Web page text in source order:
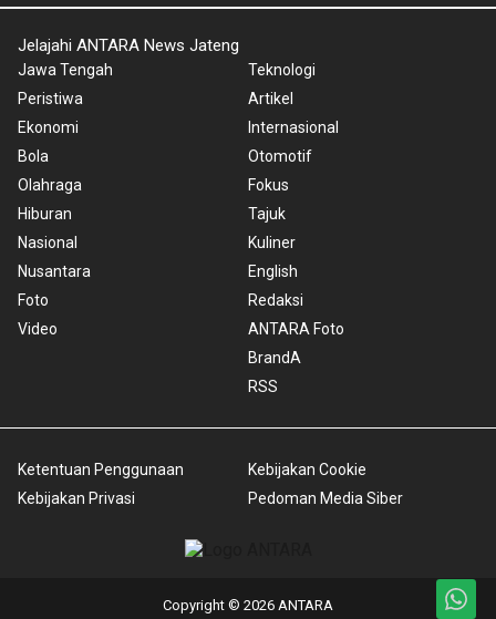
Jelajahi ANTARA News Jateng
Jawa Tengah
Peristiwa
Ekonomi
Bola
Olahraga
Hiburan
Nasional
Nusantara
Foto
Video
Teknologi
Artikel
Internasional
Otomotif
Fokus
Tajuk
Kuliner
English
Redaksi
ANTARA Foto
BrandA
RSS
Ketentuan Penggunaan
Kebijakan Privasi
Kebijakan Cookie
Pedoman Media Siber
Copyright © 2026 ANTARA